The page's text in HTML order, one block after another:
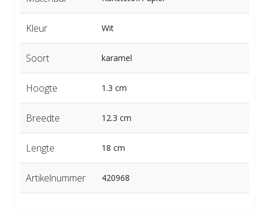
Kleur Wit
Soort karamel
Hoogte 1.3 cm
Breedte 12.3 cm
Lengte 18 cm
Artikelnummer 420968